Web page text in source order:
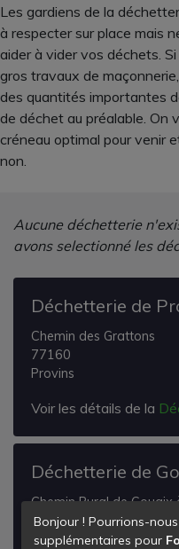
Les gardiens de la
à respecter sur place mais
aider à vider vos déchets.
gros travaux de
des quantités importantes
de déchet au préalable. On
créneau optimal pour venir
non.
Aucune déchetterie
avons selectionné les
Déchetterie de
Chemin des Grattons
77160
Provins
Voir les détails de la
Déchetterie de
Chemin Rural de
77114
Gouaix
Bonjour ! Pourrions-
supplémentaires pour